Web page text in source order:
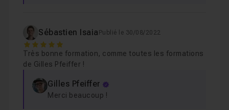
Leçon 12
Leçon 13
Sébastien Isaia Publié le 30/08/2022
5
Très bonne formation, comme toutes les formations
de Gilles Pfeiffer !
Gilles Pfeiffer
Merci beaucoup !